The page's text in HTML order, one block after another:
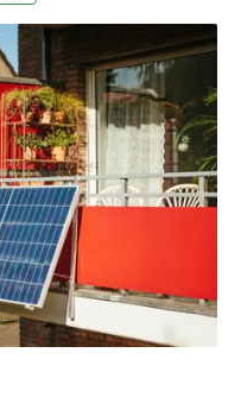
新研究指出，古柯鹼污
行為與洄游模式。攝入
的同類表現得更活躍，
入水域 野生魚類首當其
令人擔憂，」報告的共
學家米開朗傑利
我們發現不只是毒品，
高。」當人類攝取古柯
苯甲醯芽子鹼）並排